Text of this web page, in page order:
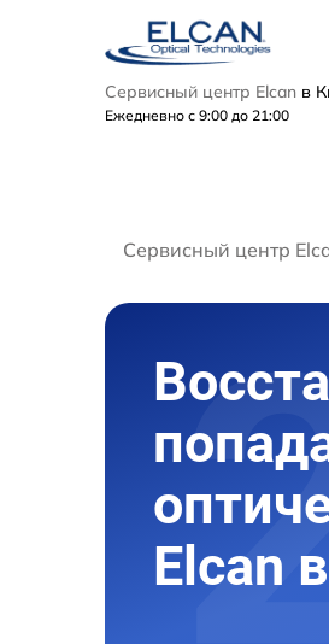
Сервисный центр Elcan в
Ежедневно с 9:00 до 21:00
Сервисный центр
Elcan